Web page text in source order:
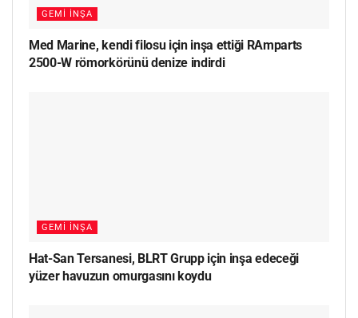
GEMI İNŞA
Med Marine, kendi filosu için inşa ettiği RAmparts
2500-W römorkörünü denize indirdi
GEMI İNŞA
Hat-San Tersanesi, BLRT Grupp için inşa edeceği
yüzer havuzun omurgasını koydu